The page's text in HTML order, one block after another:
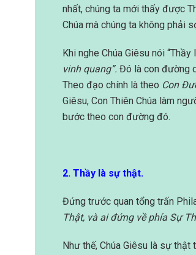
nhất, chúng ta mới thấy được
Chúa mà chúng ta không phải
Khi nghe Chúa Giêsu nói
vinh quang”. Đó là con đường
Theo đạo chính là theo Con
Giêsu, Con Thiên Chúa làm
bước theo con đường đó.
2. Thầy là sự thật.
Đứng trước quan tổng trấn
Thật, và ai đứng về phía Sự
Như thế, Chúa Giêsu là sự